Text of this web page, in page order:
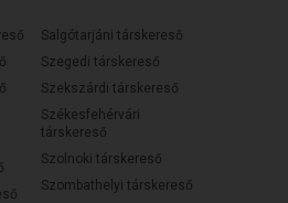
Salgótarjáni társkereső
Szegedi társkereső
Szekszárdi társkereső
Székesfehérvári
társkereső
Szolnoki társkereső
Szombathelyi társkereső